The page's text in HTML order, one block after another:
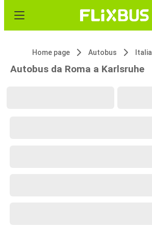
Home page Autobus Italia
Autobus da Roma a Karlsruhe